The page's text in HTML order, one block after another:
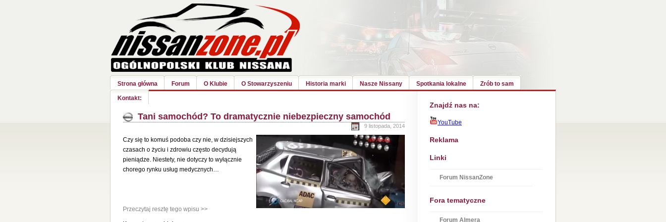
Strona główna Forum O Klubie O Stowarzyszeniu Historia marki Nasze Nissany Spotkania lokalne Zrób to sam
Kontakt:
Znajdź nas na:
YouTube
Reklama
Linki
Forum NissanZone
Fora tematyczne
Forum Almera
Tani samochód? To dramatycznie niebezpieczny samochód
9 listopada, 2014
Czy się to komuś podoba czy nie, w dzisiejszych
czasach o życiu i zdrowiu często decydują
pieniądze. Niestety, nie dotyczy to wyłącznie
chorego rynku usług medycznych…
Przeczytaj resztę tego wpisu >>